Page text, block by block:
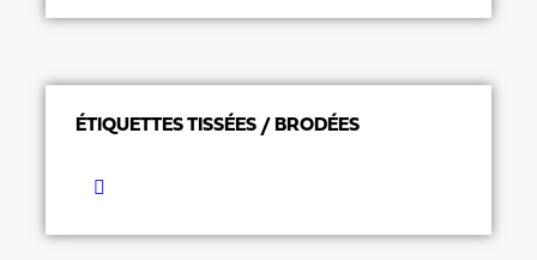
ÉTIQUETTES TISSÉES / BRODÉES